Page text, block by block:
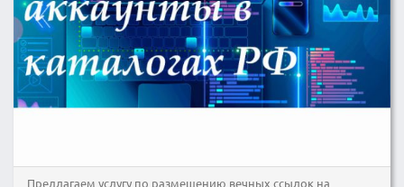
Предлагаем услугу по размещению вечных ссылок на